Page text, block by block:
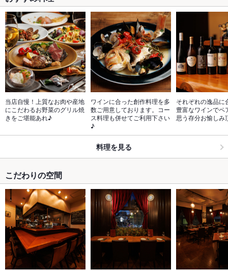
当店自慢！上質なお肉や産地
にこだわるお野菜のグリル焼
きをご堪能あれ♪
ワインに合った創作料理を多
数ご用意しております。コー
ス料理も併せてご利用下さい
♪
それぞれの逸品に
豊富なワインでペ
思う存分お愉しみ
料理を見る
こだわりの空間